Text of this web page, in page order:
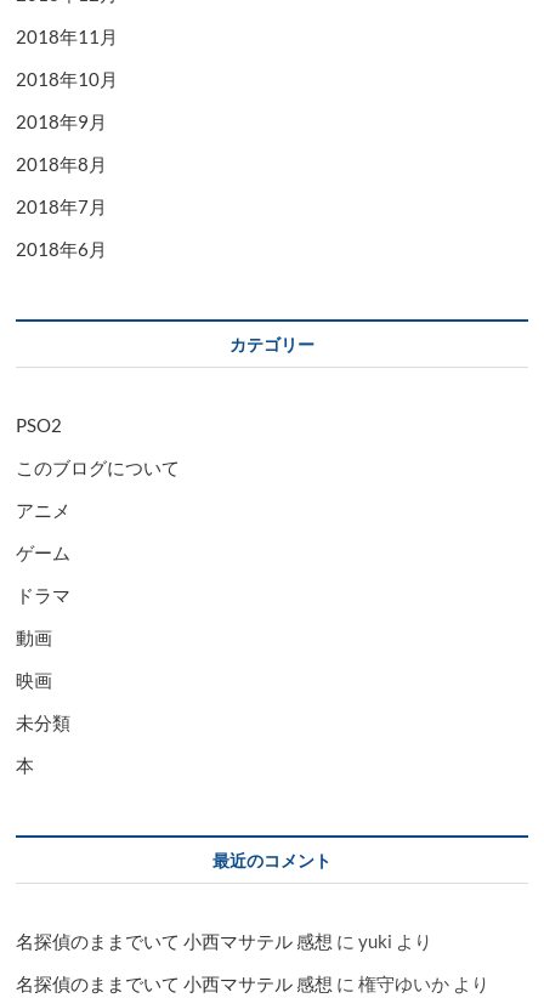
2018年11月
2018年10月
2018年9月
2018年8月
2018年7月
2018年6月
カテゴリー
PSO2
このブログについて
アニメ
ゲーム
ドラマ
動画
映画
未分類
本
最近のコメント
名探偵のままでいて 小西マサテル 感想 にyuki より
名探偵のままでいて 小西マサテル 感想 に権守ゆいか より